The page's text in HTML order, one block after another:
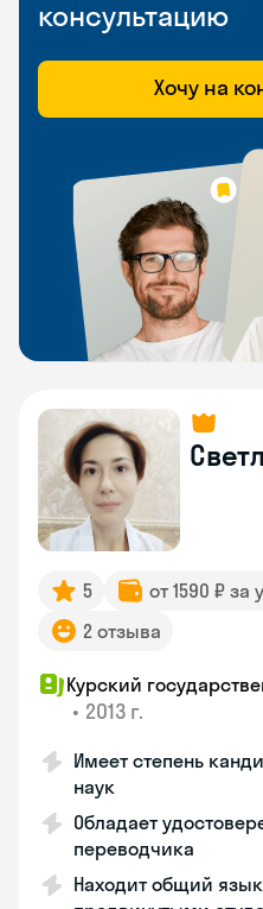
консультацию
Хочу на
5 от 1590 ₽ за
2 отзыва
Курский
• 2013 г.
Имеет степень
наук
Обладает
переводчика
Находит общий